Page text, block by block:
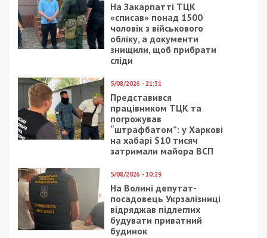
На Закарпатті ТЦК
«списав» понад 1500
чоловік з військового
обліку, а документи
знищили, щоб прибрати
сліди
5/08/2026 - 21:31
Представився
працівником ТЦК та
погрожував
“штрафбатом”: у Харкові
на хабарі $10 тисяч
затримали майора ВСП
5/08/2026 - 10:29
На Волині депутат-
посадовець Укрзалізниці
відряджав підлеглих
будувати приватний
будинок